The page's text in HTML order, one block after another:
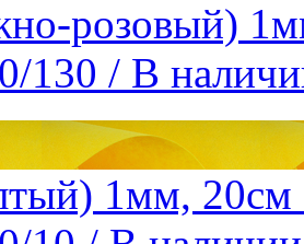
розовый)
130 / В
1мм,